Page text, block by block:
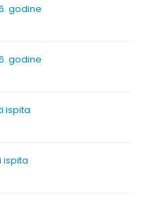
godine
godine
ispita
ispita